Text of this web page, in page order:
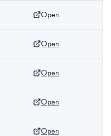
Open
Open
Open
Open
Open